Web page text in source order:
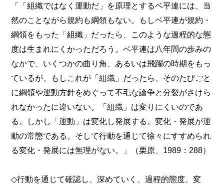
「「組織ではなく運動だ」を原理とするベ平連には、当
然のことながら規約も綱領もない。もしベ平連が規約・
綱領をもった「組織」だったら、このような過程的な態
度は生まれにくかっただろう。ベ平連は八年間の歩みの
なかで、いくつかの曲り角、あるいは飛躍の時期をもっ
ているが、もしこれが「組織」だったら、そのたびごと
に綱領や運動方針をめぐって不毛な論争と分裂がさけら
れなかったに違いない。「組織」は変りにくいのであ
る。しかし「運動」は変化し発展する。変化・発展が運
動の常態である。そして行動を通じて徐々にすすめられ
る変化・発展には無理がない。」（栗原、1989：288）
◇行動を通じて確認し、深めていく、過程的態度、変